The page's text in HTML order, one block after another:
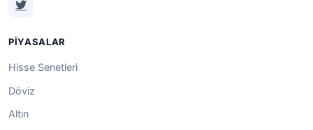
PIYASALAR
Hisse Senetleri
Döviz
Altın